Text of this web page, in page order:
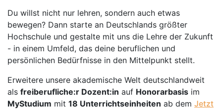
Du willst nicht nur lehren, sondern auch etwas
bewegen? Dann starte an Deutschlands größter
Hochschule und gestalte mit uns die Lehre der Zukunft
- in einem Umfeld, das deine beruflichen und
persönlichen Bedürfnisse in den Mittelpunkt stellt.
Erweitere unsere akademische Welt deutschlandweit
als freiberufliche:r Dozent:in auf Honorarbasis im
MyStudium mit 18 Unterrichtseinheiten ab dem Jetzt